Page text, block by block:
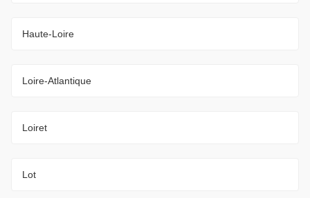
Haute-Loire
Loire-Atlantique
Loiret
Lot